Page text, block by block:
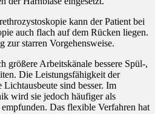
kann der Patient bei
auch flach auf dem Rücken liegen.
zur starren Vorgehensweise.
größere Arbeitskänale bessere Spül-,
Die Leistungsfähigkeit der
sind besser. Im
wird sie jedoch häufiger als
Das flexible Verfahren hat